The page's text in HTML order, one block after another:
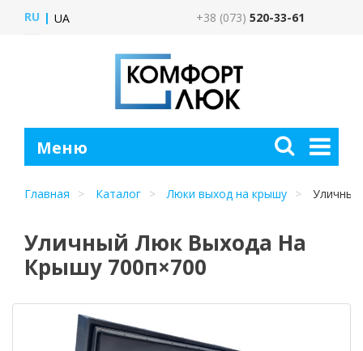
RU UA +38 (073) 520-33-61
Главная Каталог Люки выход на крышу
Уличный Люк Выхода На
Крышу 700п×700